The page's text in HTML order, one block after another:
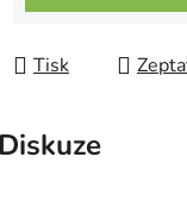
Tisk
Diskuze